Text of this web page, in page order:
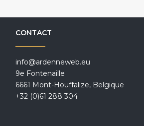
CONTACT
info@ardenneweb.eu
9e Fontenaille
6661 Mont-Houffalize, Belgique
+32 (0)61 288 304